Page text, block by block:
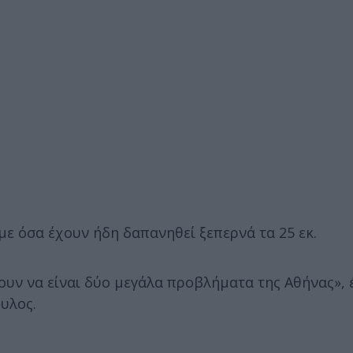
όσα έχουν ήδη δαπανηθεί ξεπερνά τα 25 εκ.
να είναι δύο μεγάλα προβλήματα της Αθήνας»,